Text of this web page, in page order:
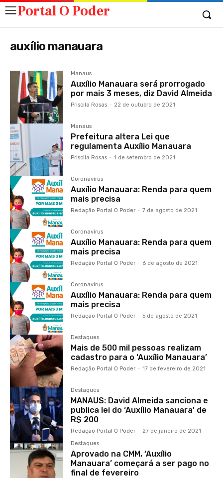
Portal O Poder
auxílio manauara
Manaus
Auxílio Manauara será prorrogado
por mais 3 meses, diz David Almeida
Priscila Rosas - 22 de outubro de 2021
Manaus
Prefeitura altera Lei que
regulamenta Auxílio Manauara
Priscila Rosas - 1 de setembro de 2021
Coronavírus
Auxílio Manauara: Renda para quem
mais precisa
Redação Portal O Poder - 7 de agosto de 2021
Coronavírus
Auxílio Manauara: Renda para quem
mais precisa
Redação Portal O Poder - 6 de agosto de 2021
Coronavírus
Auxílio Manauara: Renda para quem
mais precisa
Redação Portal O Poder - 5 de agosto de 2021
Destaques
Mais de 500 mil pessoas realizam
cadastro para o ‘Auxílio Manauara’
Redação Portal O Poder - 17 de fevereiro de 2021
Destaques
MANAUS: David Almeida sanciona e
publica lei do ‘Auxílio Manauara’ de
R$ 200
Redação Portal O Poder - 27 de janeiro de 2021
Destaques
Aprovado na CMM, ‘Auxílio
Manauara’ começará a ser pago no
final de fevereiro